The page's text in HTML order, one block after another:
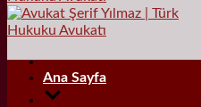
Ana Sayfa